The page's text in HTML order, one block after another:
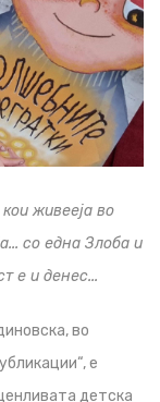
живееја во
со една Злоба и
е и денес...
во
е
детска